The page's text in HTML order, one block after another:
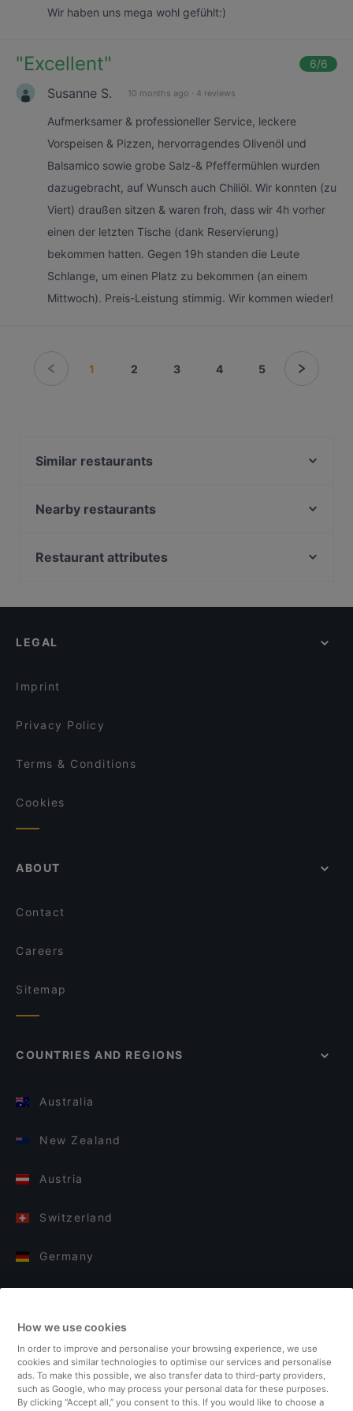
Wir haben uns mega wohl gefühlt:)
"Excellent" 6/6
Susanne S. 10 months ago · 4 reviews
Aufmerksamer & professioneller Service, leckere
Vorspeisen & Pizzen, hervorragendes Olivenöl und
Balsamico sowie grobe Salz-& Pfeffermühlen wurden
dazugebracht, auf Wunsch auch Chiliöl. Wir konnten (zu
Viert) draußen sitzen & waren froh, dass wir 4h vorher
einen der letzten Tische (dank Reservierung)
bekommen hatten. Gegen 19h standen die Leute
Schlange, um einen Platz zu bekommen (an einem
Mittwoch). Preis-Leistung stimmig. Wir kommen wieder!
1 2 3 4 5
Similar restaurants
Zimmer 34
Eleven 11:11 Eleven - Komponistenviertel
HANAMI
Nearby restaurants
The Morgenmuffel
Schweinske Stadtpark
Vo Uu Restaurant
Restaurant attributes
Restaurants For Business Lunch in Hamburg
LEGAL
Imprint
Privacy Policy
Terms & Conditions
Cookies
ABOUT
Contact
Careers
Sitemap
COUNTRIES AND REGIONS
Australia
New Zealand
Austria
Switzerland
Germany
Finland
United Kingdom
How we use cookies
In order to improve and personalise your browsing experience, we use
cookies and similar technologies to optimise our services and personalise
ads. To make this possible, we also transfer data to third-party providers,
such as Google, who may process your personal data for these purposes.
By clicking “Accept all,” you consent to this. If you would like to choose a